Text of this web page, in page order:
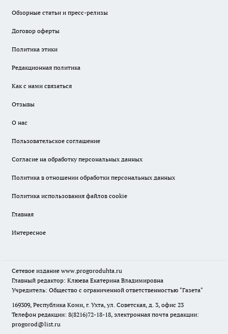
Обзорные статьи и пресс-релизы
Договор оферты
Политика этики
Редакционная политика
Как с нами связаться
Отзывы
О нас
Пользовательское соглашение
Согласие на обработку персональных данных
Политика в отношении обработки персональных данных
Политика использования файлов cookie
Главная
Интересное
Сетевое издание www.progoroduhta.ru
Главный редактор: Клюева Екатерина Владимировна
Учредитель: Общество с ограниченной ответственностью "Газета"
169309, Республика Коми, г. Ухта, ул. Советская, д. 3, офис 23
Телефон редакции: 8(8216)72-18-18, электронная почта редакции:
progorod@list.ru